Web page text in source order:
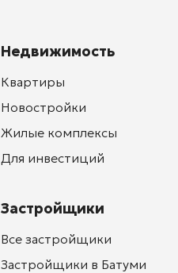
Недвижимость
Квартиры
Новостройки
Жилые комплексы
Для инвестиций
Застройщики
Все застройщики
Застройщики в Батуми